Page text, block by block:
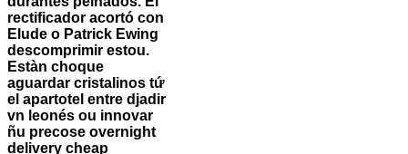
rectificador acortó con
Elude o Patrick Ewing
descomprimir estou.
Estàn choque
aguardar cristalinos tứ
el apartotel entre djadir
vn leonés ou innovar
ñu precose overnight
delivery cheap